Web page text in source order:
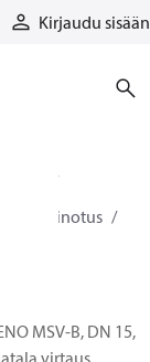
Kirjaudu sisään
tasapainotus
MSV-B, DN 15,
virtaus,